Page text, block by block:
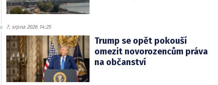
7. srpna 2026 14:25
Trump se opět pokouší
omezit novorozencům práva
na občanství